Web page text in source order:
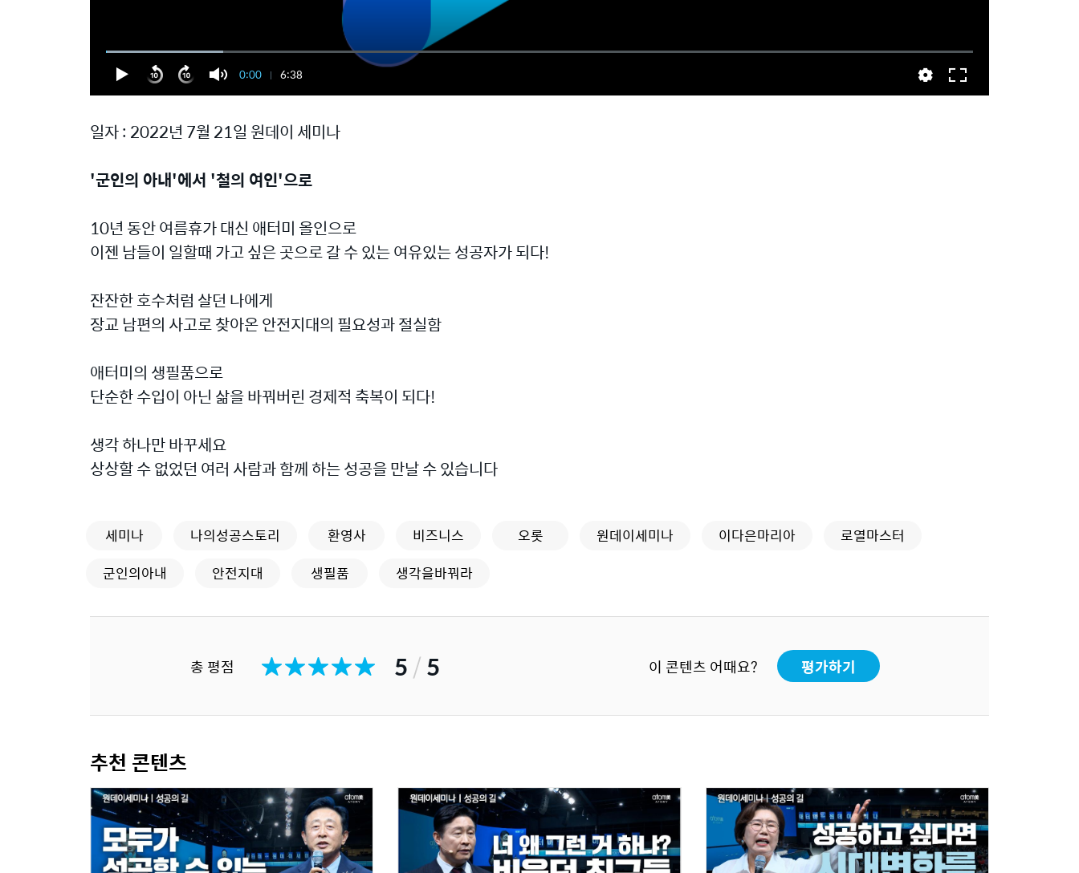
0:00 6:38
일자 : 2022년 7월 21일 원데이 세미나
'군인의 아내'에서 '철의 여인'으로
10년 동안 여름휴가 대신 애터미 올인으로
이젠 남들이 일할때 가고 싶은 곳으로 갈 수 있는 여유있는 성공자가 되다!
잔잔한 호수처럼 살던 나에게
장교 남편의 사고로 찾아온 안전지대의 필요성과 절실함
애터미의 생필품으로
단순한 수입이 아닌 삶을 바꿔버린 경제적 축복이 되다!
생각 하나만 바꾸세요
상상할 수 없었던 여러 사람과 함께 하는 성공을 만날 수 있습니다
세미나 나의성공스토리 환영사 비즈니스 오롯 원데이세미나 이다은마리아
로열마스터
군인의아내
안전지대 생필품 생각을바꿔라
총 평점 5/5 이 콘텐츠 어때요? 평가하기
추천 콘텐츠